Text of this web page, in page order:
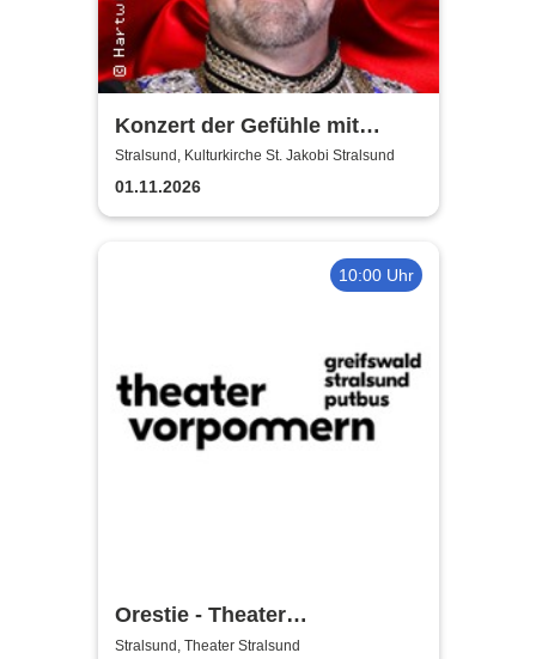
Konzert der Gefühle mit
Ronny Weiland
Stralsund, Kulturkirche St. Jakobi Stralsund
01.11.2026
10:00 Uhr
Orestie - Theater
Vorpommern
Stralsund, Theater Stralsund